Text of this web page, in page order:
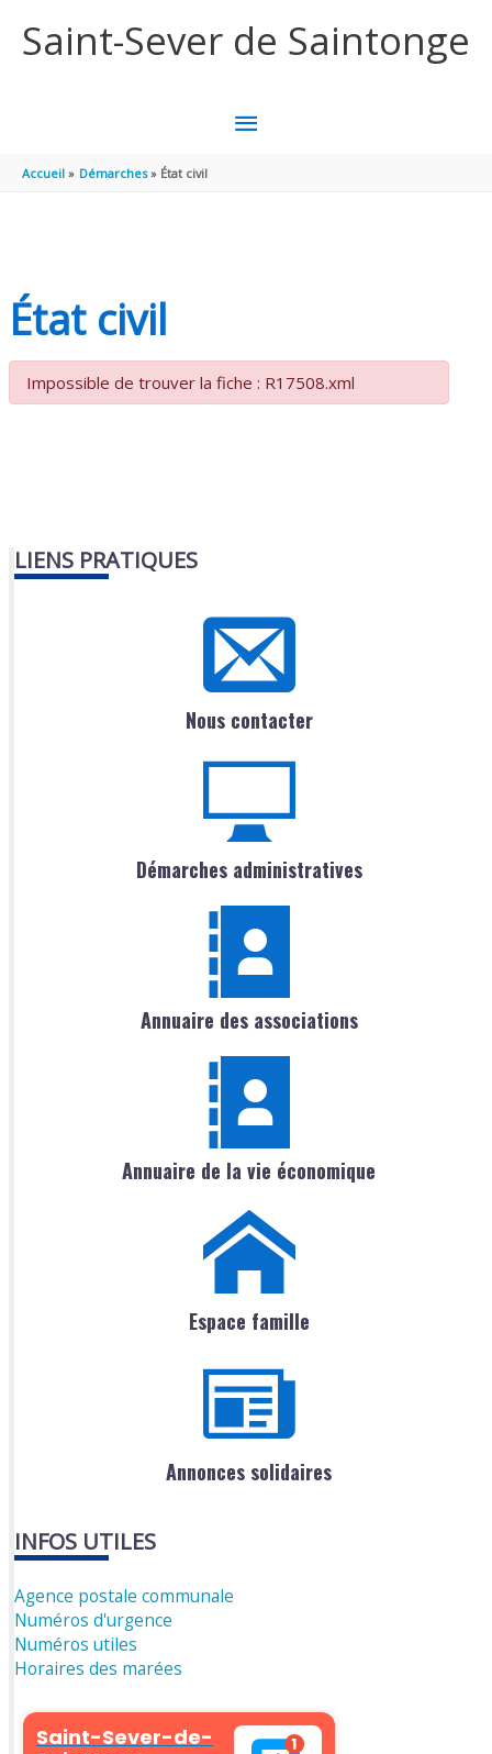
Saint-Sever de Saintonge
MENU
Accueil Démarches État civil
État civil
Impossible de trouver la fiche : R17508.xml
LIENS PRATIQUES
Nous contacter
Démarches administratives
Annuaire des associations
Annuaire de la vie économique
Espace famille
Annonces solidaires
INFOS UTILES
Agence postale communale
Numéros d'urgence
Numéros utiles
Horaires des marées